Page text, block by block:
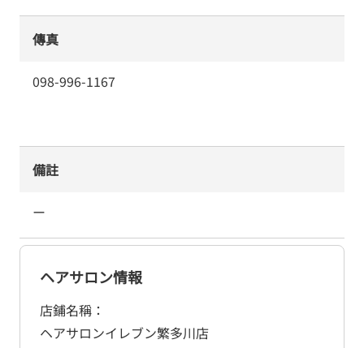
傳真
098-996-1167
備註
ー
ヘアサロン情報
店鋪名稱
ヘアサロンイレブン繁多川店